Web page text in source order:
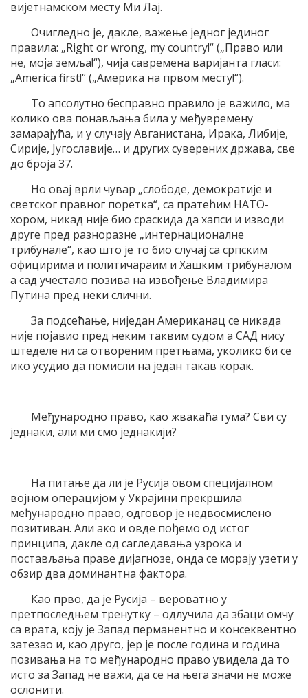
вијетнамском месту Ми Лај.
Очигледно је, дакле, важење једног јединог
правила: „Right or wrong, my country!“ („Право или
не, моја земља!“), чија савремена варијанта гласи:
„America first!“ („Америка на првом месту!“).
То апсолутно бесправно правило је важило, ма
колико ова понављања била у међувремену
замарајућа, и у случају Авганистана, Ирака, Либије,
Сирије, Југославије… и других суверених држава, све
до броја 37.
Но овај врли чувар „слободе, демократије и
светског правног поретка“, са пратећим НАТО-
хором, никад није био сраскида да хапси и изводи
друге пред разноразне „интернационалне
трибунале“, као што је то био случај са српским
официрима и политичараим и Хашким трибуналом
а сад учестало позива на извођење Владимира
Путина пред неки слични.
За подсећање, ниједан Американац се никада
није појавио пред неким таквим судом а САД нису
штеделе ни са отвореним претњама, уколико би се
ико усудио да помисли на један такав корак.
Међународно право, као жвакаћа гума? Сви су
једнаки, али ми смо једнакији?
На питање да ли је Русија овом специјалном
војном операцијом у Украјини прекршила
међународно право, одговор је недвосмислено
позитиван. Али ако и овде пођемо од истог
принципа, дакле од сагледавања узрока и
постављања праве дијагнозе, онда се морају узети у
обзир два доминантна фактора.
Као прво, да је Русија – вероватно у
претпоследњем тренутку – одлучила да збаци омчу
са врата, коју је Запад перманентно и консеквентно
затезао и, као друго, јер је после година и година
позивања на то међународно право увидела да то
исто за Запад не важи, да се на њега значи не може
ослонити.